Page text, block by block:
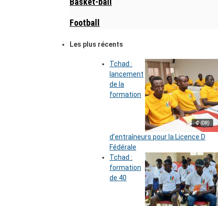
Football
Les plus récents
© (DR)
Tchad :
lancement
de la
formation
d’entraîneurs pour la Licence D
Fédérale
Tchad :
formation
de 40